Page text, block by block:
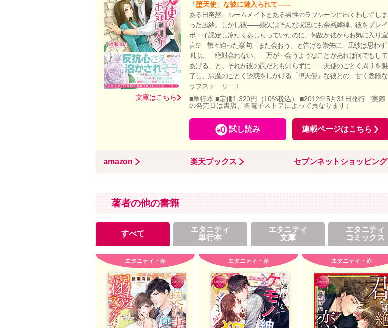
文庫はこちら
「堕天使」な彼に魅入られて――
ある日突然、ルームメイトとある男性のラブシーンに出くわしてしま
った凪紗。しかし彼――崇矢はそんな状況にも余裕綽綽。彼をプレイ
ボーイ認定し冷たくあしらっていたのに、何故か彼からお気に入り宣
言!? 散々迫った挙句「また会おう」と告げる崇矢に、凪紗は思わず
叫ぶ。「絶対会わない」「万が一会うようなことがあれば何でもして
あげる」と。それが彼の罠だとも知らずに……天使のごとく周りを魅
了し、悪魔のごとく誘惑をしかける「堕天使」な彼との、甘く危険な
ラブストーリー！
■単行本 ■定価1,320円（10%税込） ■2012年5月31日発行（実際
の発売日は書店、各電子ストアによって異なります）
試し読み 連載ページはこちら
amazon 楽天ブックス セブンネットショッピング
著者の他の書籍
すべて
エタニティ
単行本
エタニティ
文庫
エタニティ
コミックス
エタニティ・赤 エタニティ・赤 エタニティ・赤